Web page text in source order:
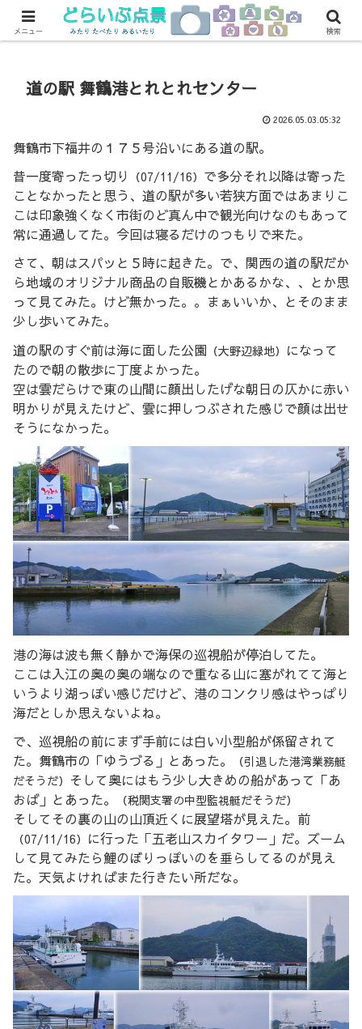
→どらいぶ帳 →旧点景
道の駅 舞鶴港とれとれセンター
2026.05.03.05:32
舞鶴市下福井の１７５号沿いにある道の駅。
昔一度寄ったっ切り
（07/11/16） で多分それ以降は寄った
ことなかったと思う、道の駅が多い若狭方面ではあまりこ
こは印象強くなく市街のど真ん中で観光向けなのもあって
常に通過してた。今回は寝るだけのつもりで来た。
さて、朝はスパッと５時に起きた。で、関西の道の駅だか
ら地域のオリジナル商品の自販機とかあるかな、、とか思
って見てみた。けど無かった。。まぁいいか、とそのまま
少し歩いてみた。
道の駅のすぐ前は海に面した公園 （大野辺緑地） になって
たので朝の散歩に丁度よかった。
空は雲だらけで東の山間に顔出したげな朝日の仄かに赤い
明かりが見えたけど、雲に押しつぶされた感じで顔は出せ
そうになかった。
港の海は波も無く静かで海保の巡視船が停泊してた。
ここは入江の奥の奥の端なので重なる山に塞がれてて海と
いうより湖っぽい感じだけど、港のコンクリ感はやっぱり
海だとしか思えないよね。
で、巡視船の前にまず手前には白い小型船が係留されて
た。舞鶴市の「ゆうづる」とあった。
（引退した港湾業務艇
だそうだ） そして奥にはもう少し大きめの船があって「あ
おば」とあった。
（税関支署の中型監視艇だそうだ）
そしてその裏の山の山頂近くに展望塔が見えた。前
（07/11/16） に行った「五老山スカイタワー」だ。ズーム
して見てみたら鯉のぼりっぽいのを垂らしてるのが見え
た。天気よければまた行きたい所だな。
メニュー 検索